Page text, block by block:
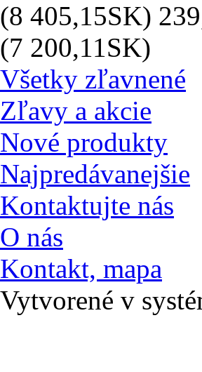
(8 405,15SK)
(7 200,11SK)
Všetky zľavnené
Zľavy a akcie
Nové produkty
Najpredávanejšie
Kontaktujte nás
O nás
Kontakt, mapa
Vytvorené v